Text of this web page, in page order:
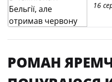
16
РОМАН